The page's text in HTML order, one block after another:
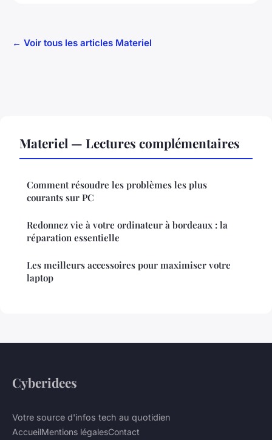
← Voir tous les articles Materiel
Materiel — Lectures complémentaires
Comment résoudre les problèmes les plus
courants sur PC
Redonnez vie à votre ordinateur à bordeaux : la
réparation essentielle
Les meilleurs accessoires pour maximiser votre
laptop
Cyberidees
Votre source d'infos tech au quotidien
AccueilMentions légalesContact